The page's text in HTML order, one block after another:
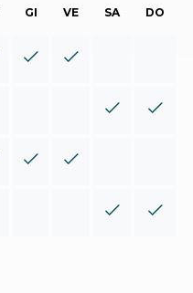
GI VE SA DO